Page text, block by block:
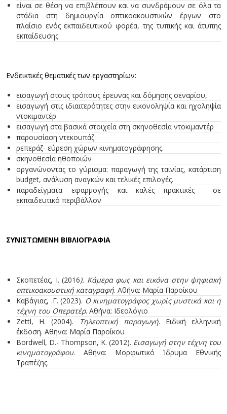
είναι σε θέση να επιβλέπουν και να συνδράμουν σε όλα τα
στάδια στη δημιουργία οπτικοακουστικών έργων στο
πλαίσιο ενός εκπαιδευτικού φορέα, της τυπικής και άτυπης
εκπαίδευσης
Ενδεικτικές θεματικές των εργαστηρίων:
εισαγωγή στους τρόπους έρευνας και δόμησης σεναρίου,
εισαγωγή στις ιδιαιτερότητες στην εικονοληψία και ηχοληψία
ντοκιμαντέρ
εισαγωγή στα βασικά στοιχεία στη σκηνοθεσία ντοκιμαντέρ
παρουσίαση ντεκουπάζ:
ρεπεράζ- εύρεση χώρων κινηματογράφησης.
σκηνοθεσία ηθοποιών
οργανώνοντας το γύρισμα: παραγωγή της ταινίας, κατάρτιση
budget, ανάλυση αναγκών και τελικές επιλογές.
παραδείγματα εφαρμογής και καλές πρακτικές σε
εκπαιδευτικό περιβάλλον
ΣΥΝΙΣΤΩΜΕΝΗ ΒΙΒΛΙΟΓΡΑΦΙΑ
Σκοπετέας, Ι. (2016). Κάμερα φως και εικόνα στην ψηφιακή
οπτικοακουστική καταγραφή. Αθήνα: Μαρία Παροίκου
Καβάγιας, .Γ. (2023). Ο κινηματογράφος χωρίς μυστικά και η
τέχνη του Οπερατέρ. Αθήνα: Ιδεολόγιο
Zettl, H. (2004).
Τηλεοπτική παραγωγή. Ειδική ελληνική
έκδοση. Αθήνα: Μαρία Παροίκου
Bordwell, D.- Thompson, K. (2012). Εισαγωγή στην τέχνη του
κινηματογράφου. Αθήνα: Μορφωτικό Ίδρυμα Εθνικής
Τραπέζης.